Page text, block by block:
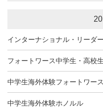
インターナショナル・リーダ
フォートワース中学生・高校
中学生海外体験フォートワース
中学生海外体験ホノルル